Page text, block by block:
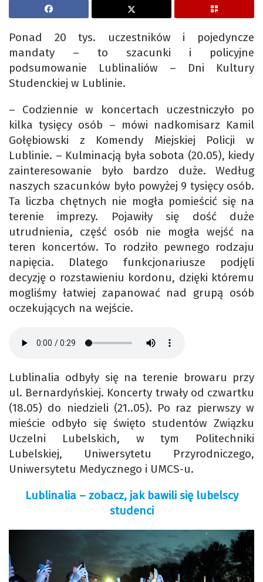
Ponad 20 tys. uczestników i pojedyncze
mandaty – to szacunki i policyjne
podsumowanie Lublinaliów – Dni Kultury
Studenckiej w Lublinie.
– Codziennie w koncertach uczestniczyło po
kilka tysięcy osób – mówi nadkomisarz Kamil
Gołębiowski z Komendy Miejskiej Policji w
Lublinie. – Kulminacją była sobota (20.05), kiedy
zainteresowanie było bardzo duże. Według
naszych szacunków było powyżej 9 tysięcy osób.
Ta liczba chętnych nie mogła pomieścić się na
terenie imprezy. Pojawiły się dość duże
utrudnienia, część osób nie mogła wejść na
teren koncertów. To rodziło pewnego rodzaju
napięcia. Dlatego funkcjonariusze podjęli
decyzję o rozstawieniu kordonu, dzięki któremu
mogliśmy łatwiej zapanować nad grupą osób
oczekujących na wejście.
Lublinalia odbyły się na terenie browaru przy
ul. Bernardyńskiej. Koncerty trwały od czwartku
(18.05) do niedzieli (21..05). Po raz pierwszy w
mieście odbyło się święto studentów Związku
Uczelni Lubelskich, w tym Politechniki
Lubelskiej, Uniwersytetu Przyrodniczego,
Uniwersytetu Medycznego i UMCS-u.
Lublinalia – zobacz, jak bawili się lubelscy
studenci